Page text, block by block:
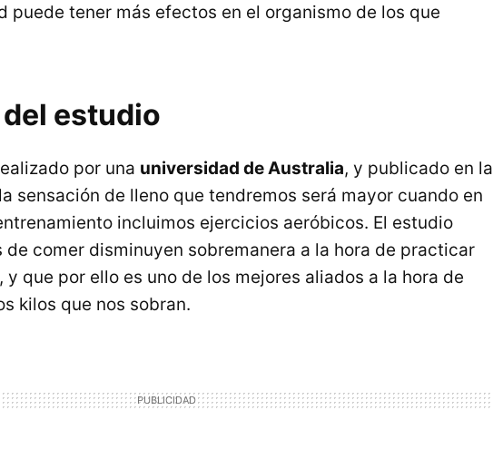
puede tener más efectos en el organismo de los que
estudio
por una universidad de Australia, y publicado en la
sensación de lleno que tendremos será mayor cuando en
incluimos ejercicios aeróbicos. El estudio
de comer disminuyen sobremanera a la hora de practicar
que por ello es uno de los mejores aliados a la hora de
kilos que nos sobran.